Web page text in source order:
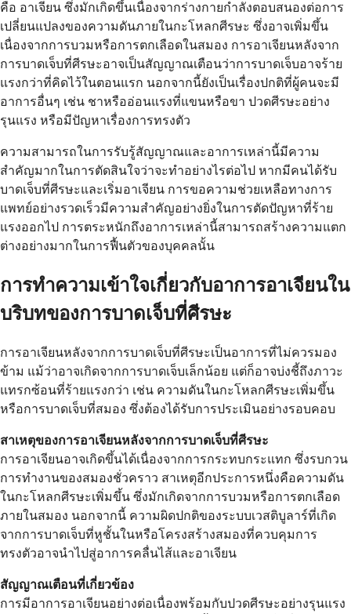
คือ อาเจียน ซึ่งมักเกิดขึ้นเนื่องจากร่างกายกำลังตอบสนองต่อการ
เปลี่ยนแปลงของความดันภายในกะโหลกศีรษะ ซึ่งอาจเพิ่มขึ้น
เนื่องจากการบวมหรือการตกเลือดในสมอง การอาเจียนหลังจาก
การบาดเจ็บที่ศีรษะอาจเป็นสัญญาณเตือนว่าการบาดเจ็บอาจร้าย
แรงกว่าที่คิดไว้ในตอนแรก นอกจากนี้ยังเป็นเรื่องปกติที่ผู้คนจะมี
อาการอื่นๆ เช่น ชาหรืออ่อนแรงที่แขนหรือขา ปวดศีรษะอย่าง
รุนแรง หรือมีปัญหาเรื่องการทรงตัว
ความสามารถในการรับรู้สัญญาณและอาการเหล่านี้มีความ
สำคัญมากในการตัดสินใจว่าจะทำอย่างไรต่อไป หากมีคนได้รับ
บาดเจ็บที่ศีรษะและเริ่มอาเจียน การขอความช่วยเหลือทางการ
แพทย์อย่างรวดเร็วมีความสำคัญอย่างยิ่งในการตัดปัญหาที่ร้าย
แรงออกไป การตระหนักถึงอาการเหล่านี้สามารถสร้างความแตก
ต่างอย่างมากในการฟื้นตัวของบุคคลนั้น
การทำความเข้าใจเกี่ยวกับอาการอาเจียนใน
บริบทของการบาดเจ็บที่ศีรษะ
การอาเจียนหลังจากการบาดเจ็บที่ศีรษะเป็นอาการที่ไม่ควรมอง
ข้าม แม้ว่าอาจเกิดจากการบาดเจ็บเล็กน้อย แต่ก็อาจบ่งชี้ถึงภาวะ
แทรกซ้อนที่ร้ายแรงกว่า เช่น ความดันในกะโหลกศีรษะเพิ่มขึ้น
หรือการบาดเจ็บที่สมอง ซึ่งต้องได้รับการประเมินอย่างรอบคอบ
สาเหตุของการอาเจียนหลังจากการบาดเจ็บที่ศีรษะ
การอาเจียนอาจเกิดขึ้นได้เนื่องจากการกระทบกระแทก ซึ่งรบกวน
การทำงานของสมองชั่วคราว สาเหตุอีกประการหนึ่งคือความดัน
ในกะโหลกศีรษะเพิ่มขึ้น ซึ่งมักเกิดจากการบวมหรือการตกเลือด
ภายในสมอง นอกจากนี้ ความผิดปกติของระบบเวสติบูลาร์ที่เกิด
จากการบาดเจ็บที่หูชั้นในหรือโครงสร้างสมองที่ควบคุมการ
ทรงตัวอาจนำไปสู่อาการคลื่นไส้และอาเจียน
สัญญาณเตือนที่เกี่ยวข้อง
การมีอาการอาเจียนอย่างต่อเนื่องพร้อมกับปวดศีรษะอย่างรุนแรง